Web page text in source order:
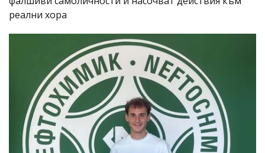
реални хора